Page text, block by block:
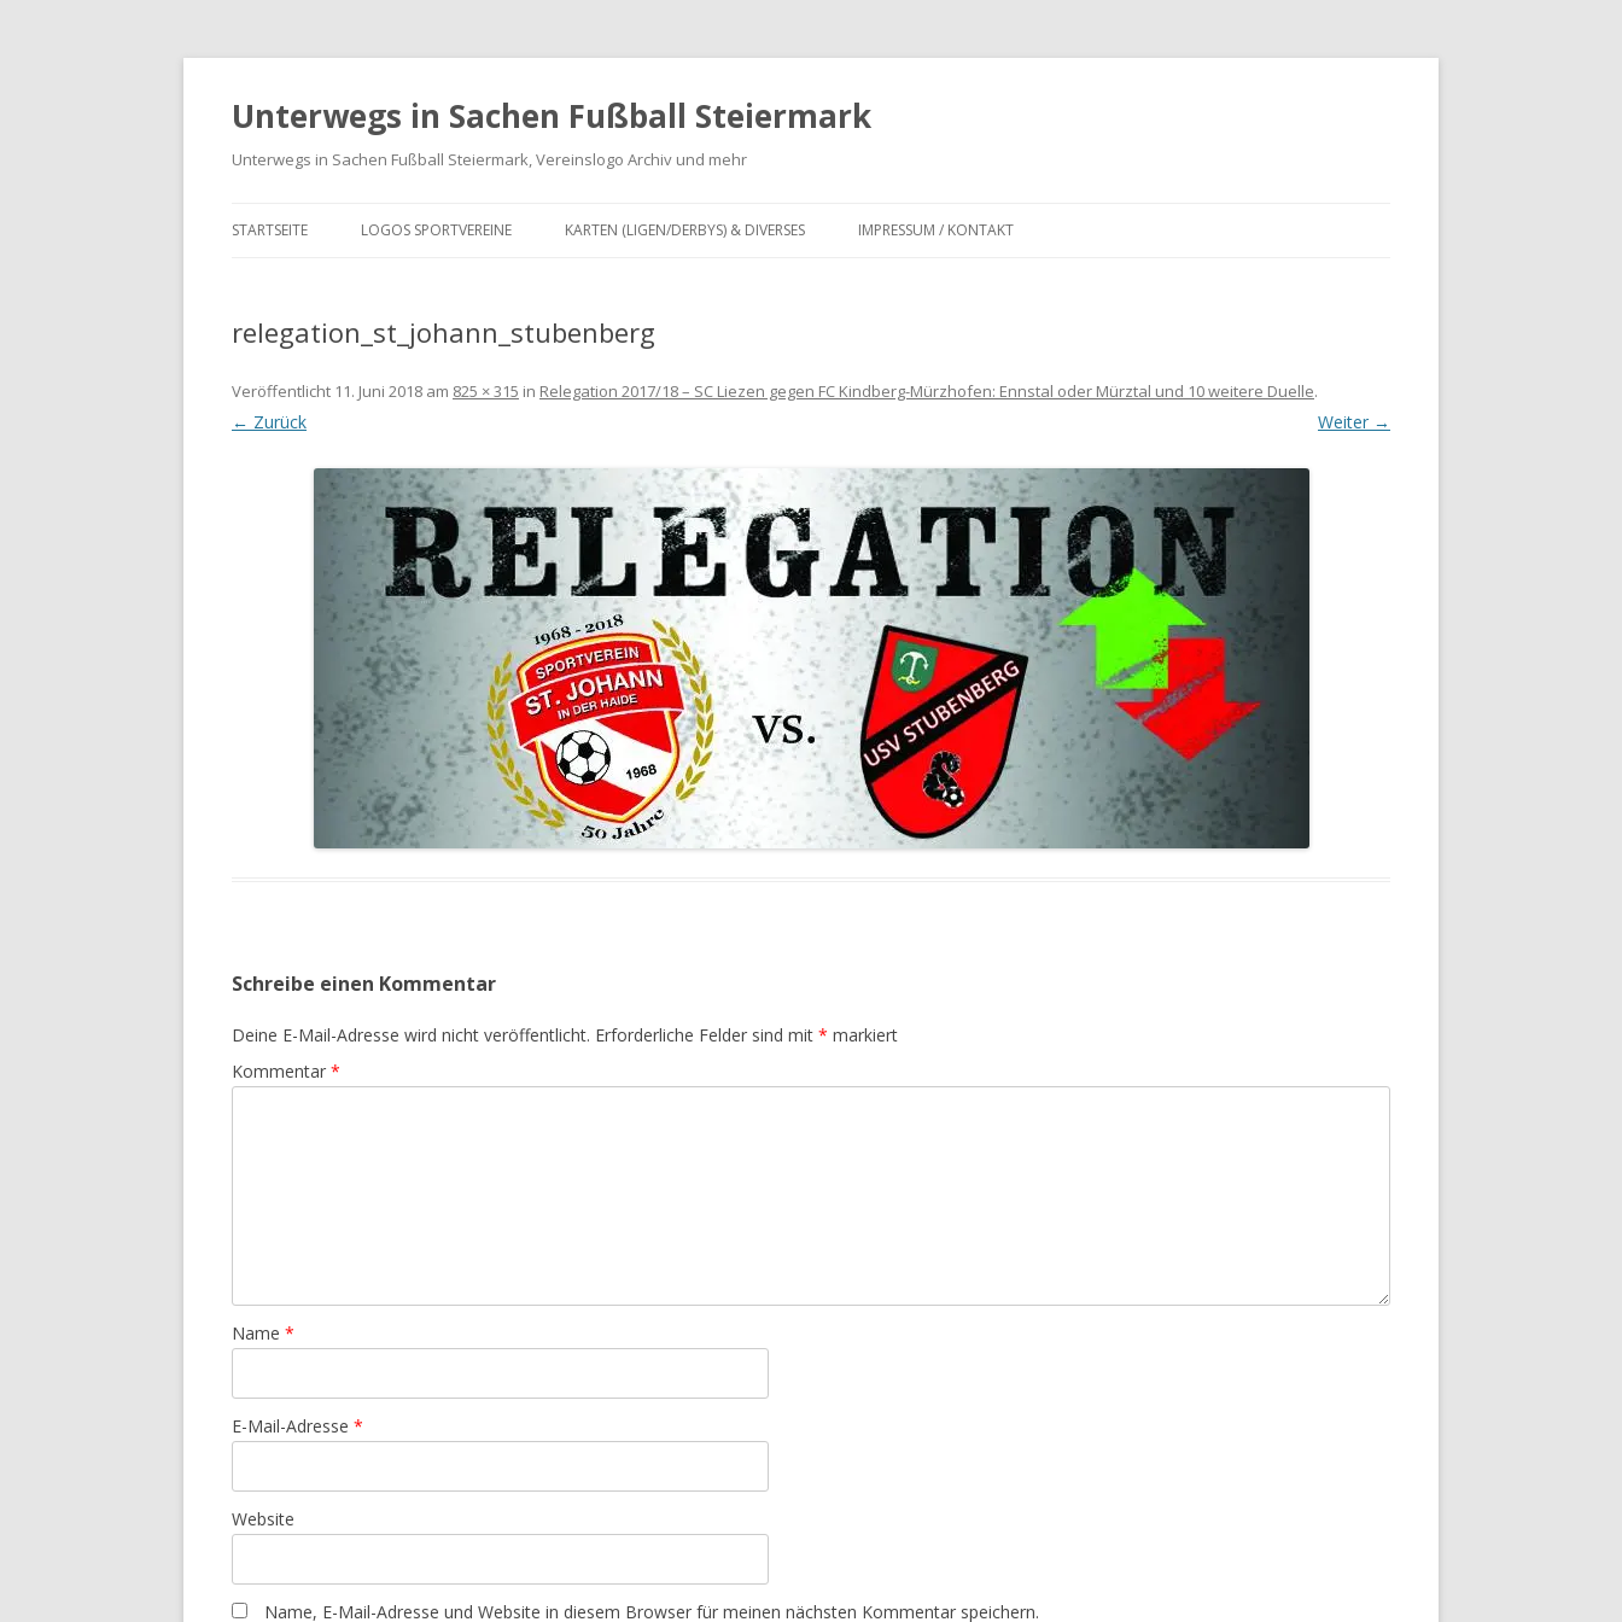
Unterwegs in Sachen Fußball Steiermark
Unterwegs in Sachen Fußball Steiermark, Vereinslogo Archiv und mehr
STARTSEITE LOGOS SPORTVEREINE
LOGOS BUNDESLIGA UND ZWEITE
INTERNATIONALE LOGOS FÜR
FREUNDSCHAFTSSPIELE
KARTEN (LIGEN/DERBYS) & DIVERSES
UND UNTERLIGA SOWIE
FUSION VON FUSSBALLVEREINEN I
N DER STEIERMARK
FUSSBALLVEREINE DER S
TEIERMARK
IMPRESSUM / KONTAKT
relegation_st_johann_stubenberg
Veröffentlicht 11. Juni 2018 am 825 × 315 in Relegation 2017/18 – SC Liezen gegen FC Kindberg-Mürzhofen: Ennstal oder Mürztal und 10 weitere Duelle.
← Zurück Weiter →
Schreibe einen Kommentar
Deine E-Mail-Adresse wird nicht veröffentlicht. Erforderliche Felder sind mit * markiert
Kommentar *
Name *
E-Mail-Adresse *
Website
Name, E-Mail-Adresse und Website in diesem Browser für meinen nächsten Kommentar speichern.